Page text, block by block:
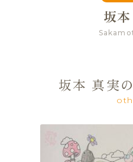
坂
坂本 真実